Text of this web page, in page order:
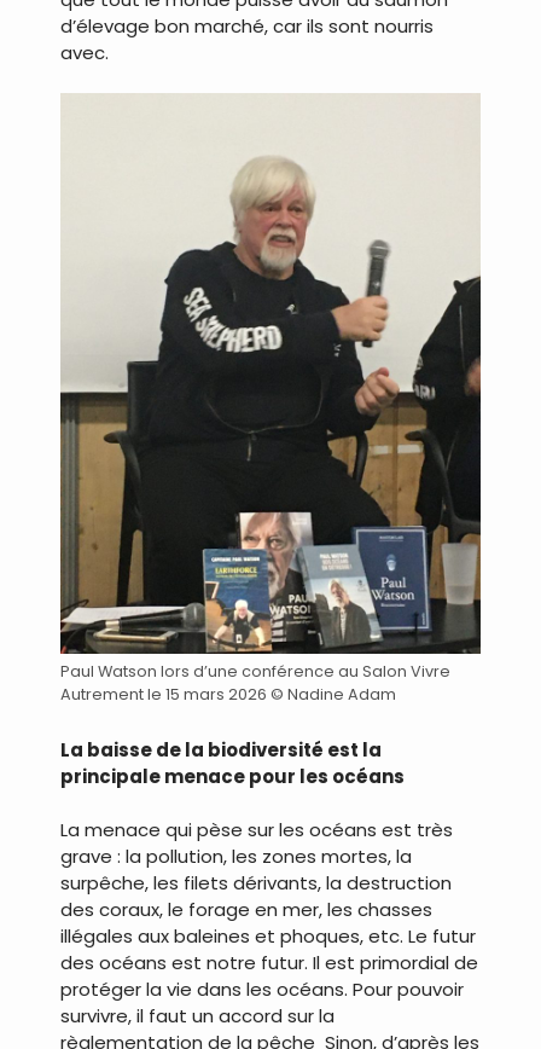
d’élevage bon marché, car ils sont nourris
avec.
Paul Watson lors d’une conférence au Salon Vivre
Autrement le 15 mars 2026 © Nadine Adam
La baisse de la biodiversité est la
principale menace pour les océans
La menace qui pèse sur les océans est très
grave : la pollution, les zones mortes, la
surpêche, les filets dérivants, la destruction
des coraux, le forage en mer, les chasses
illégales aux baleines et phoques, etc. Le futur
des océans est notre futur. Il est primordial de
protéger la vie dans les océans. Pour pouvoir
survivre, il faut un accord sur la
règlementation de la pêche Sinon, d’après les